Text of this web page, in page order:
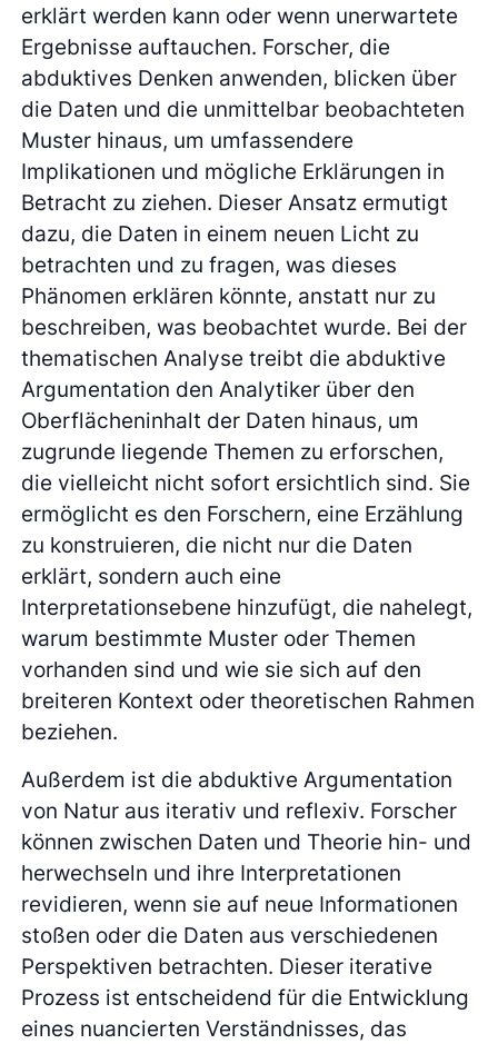
erklärt werden kann oder wenn unerwartete
Ergebnisse auftauchen. Forscher, die
abduktives Denken anwenden, blicken über
die Daten und die unmittelbar beobachteten
Muster hinaus, um umfassendere
Implikationen und mögliche Erklärungen in
Betracht zu ziehen. Dieser Ansatz ermutigt
dazu, die Daten in einem neuen Licht zu
betrachten und zu fragen, was dieses
Phänomen erklären könnte, anstatt nur zu
beschreiben, was beobachtet wurde. Bei der
thematischen Analyse treibt die abduktive
Argumentation den Analytiker über den
Oberflächeninhalt der Daten hinaus, um
zugrunde liegende Themen zu erforschen,
die vielleicht nicht sofort ersichtlich sind. Sie
ermöglicht es den Forschern, eine Erzählung
zu konstruieren, die nicht nur die Daten
erklärt, sondern auch eine
Interpretationsebene hinzufügt, die nahelegt,
warum bestimmte Muster oder Themen
vorhanden sind und wie sie sich auf den
breiteren Kontext oder theoretischen Rahmen
beziehen.
Außerdem ist die abduktive Argumentation
von Natur aus iterativ und reflexiv. Forscher
können zwischen Daten und Theorie hin- und
herwechseln und ihre Interpretationen
revidieren, wenn sie auf neue Informationen
stoßen oder die Daten aus verschiedenen
Perspektiven betrachten. Dieser iterative
Prozess ist entscheidend für die Entwicklung
eines nuancierten Verständnisses, das